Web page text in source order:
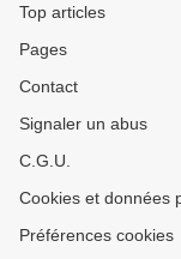
Top articles
Pages
Contact
Signaler un abus
C.G.U.
Cookies et données
Préférences cookies